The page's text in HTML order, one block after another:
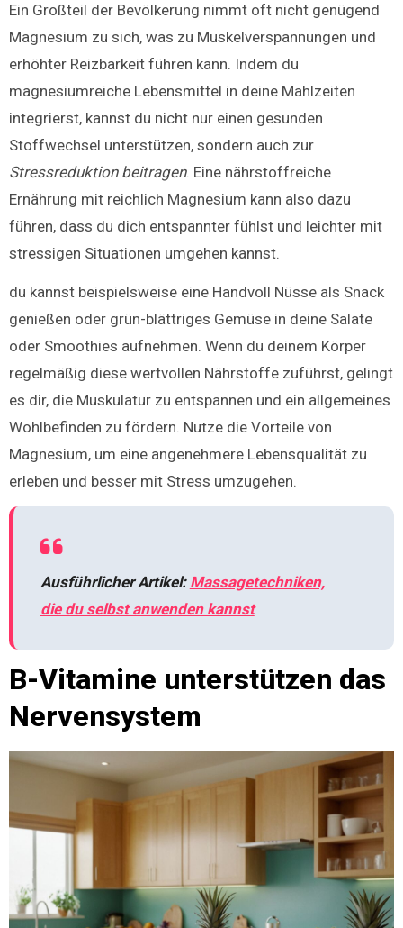
Ein Großteil der Bevölkerung nimmt oft nicht genügend
Magnesium zu sich, was zu Muskelverspannungen und
erhöhter Reizbarkeit führen kann. Indem du
magnesiumreiche Lebensmittel in deine Mahlzeiten
integrierst, kannst du nicht nur einen gesunden
Stoffwechsel unterstützen, sondern auch zur
Stressreduktion beitragen. Eine nährstoffreiche
Ernährung mit reichlich Magnesium kann also dazu
führen, dass du dich entspannter fühlst und leichter mit
stressigen Situationen umgehen kannst.
du kannst beispielsweise eine Handvoll Nüsse als Snack
genießen oder grün-blättriges Gemüse in deine Salate
oder Smoothies aufnehmen. Wenn du deinem Körper
regelmäßig diese wertvollen Nährstoffe zuführst, gelingt
es dir, die Muskulatur zu entspannen und ein allgemeines
Wohlbefinden zu fördern. Nutze die Vorteile von
Magnesium, um eine angenehmere Lebensqualität zu
erleben und besser mit Stress umzugehen.
Ausführlicher Artikel: Massagetechniken,
die du selbst anwenden kannst
B-Vitamine unterstützen das
Nervensystem